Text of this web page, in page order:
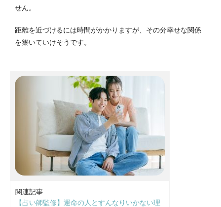
せん。
距離を近づけるには時間がかかりますが、その分幸せな関係
を築いていけそうです。
関連記事
【占い師監修】運命の人とすんなりいかない理